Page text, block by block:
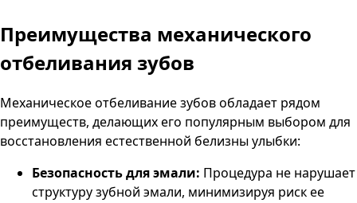
Преимущества механического
отбеливания зубов
Механическое отбеливание зубов обладает рядом
преимуществ, делающих его популярным выбором для
восстановления естественной белизны улыбки:
Безопасность для эмали: Процедура не нарушает
структуру зубной эмали, минимизируя риск ее